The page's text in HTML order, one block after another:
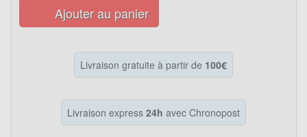
Ajouter au panier
Livraison gratuite à partir de 100€
Livraison express 24h avec Chronopost